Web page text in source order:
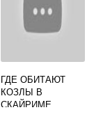
ГДЕ ОБИТАЮТ
КОЗЛЫ В
СКАЙРИМЕ